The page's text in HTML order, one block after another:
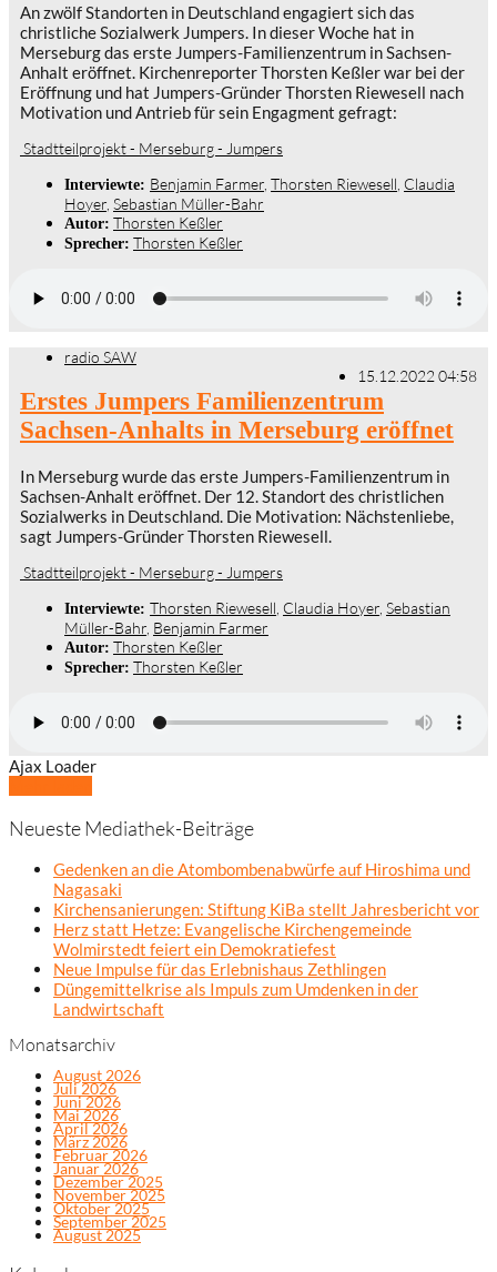
An zwölf Standorten in Deutschland engagiert sich das
christliche Sozialwerk Jumpers. In dieser Woche hat in
Merseburg das erste Jumpers-Familienzentrum in Sachsen-
Anhalt eröffnet. Kirchenreporter Thorsten Keßler war bei der
Eröffnung und hat Jumpers-Gründer Thorsten Riewesell nach
Motivation und Antrieb für sein Engagment gefragt:
Stadtteilprojekt - Merseburg - Jumpers
Interviewte: Benjamin Farmer Thorsten Riewesell Claudia
Hoyer Sebastian Müller-Bahr
Autor: Thorsten Keßler
Sprecher: Thorsten Keßler
radio SAW
15.12.2022 04:58
Erstes Jumpers Familienzentrum
Sachsen-Anhalts in Merseburg eröffnet
In Merseburg wurde das erste Jumpers-Familienzentrum in
Sachsen-Anhalt eröffnet. Der 12. Standort des christlichen
Sozialwerks in Deutschland. Die Motivation: Nächstenliebe,
sagt Jumpers-Gründer Thorsten Riewesell.
Stadtteilprojekt - Merseburg - Jumpers
Interviewte: Thorsten Riewesell Claudia Hoyer Sebastian
Müller-Bahr Benjamin Farmer
Autor: Thorsten Keßler
Sprecher: Thorsten Keßler
Ajax Loader
Neueste Mediathek-Beiträge
Gedenken an die Atombombenabwürfe auf Hiroshima und
Nagasaki
Kirchensanierungen: Stiftung KiBa stellt Jahresbericht vor
Herz statt Hetze: Evangelische Kirchengemeinde
Wolmirstedt feiert ein Demokratiefest
Neue Impulse für das Erlebnishaus Zethlingen
Düngemittelkrise als Impuls zum Umdenken in der
Landwirtschaft
Monatsarchiv
August 2026
Juli 2026
Juni 2026
Mai 2026
April 2026
März 2026
Februar 2026
Januar 2026
Dezember 2025
November 2025
Oktober 2025
September 2025
August 2025